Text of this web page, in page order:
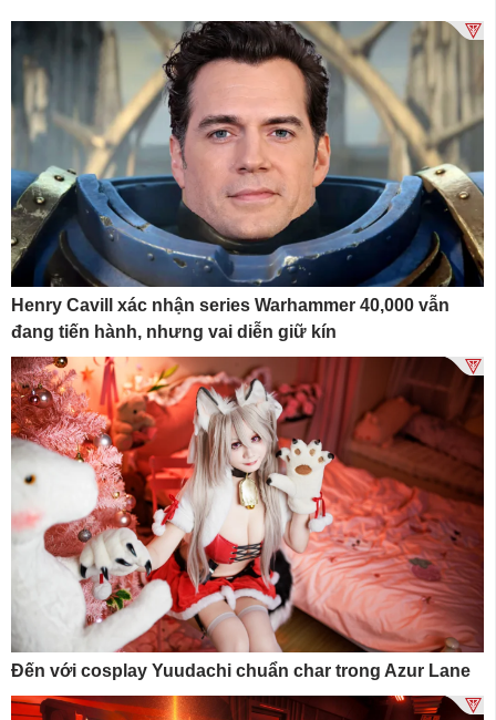
Henry Cavill xác nhận series Warhammer 40,000 vẫn
đang tiến hành, nhưng vai diễn giữ kín
Đến với cosplay Yuudachi chuẩn char trong Azur Lane